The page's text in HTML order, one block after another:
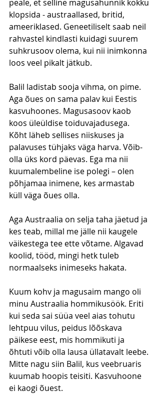
peale, et selline magusahunnik kokku
klopsida - austraallased, britid,
ameeriklased. Geneetiliselt saab neil
rahvastel kindlasti kuidagi suurem
suhkrusoov olema, kui nii inimkonna
loos veel pikalt jätkub.
Balil ladistab sooja vihma, on pime.
Aga õues on sama palav kui Eestis
kasvuhoones. Magusasoov kaob
koos üleüldise toiduvajadusega.
Kõht läheb sellises niiskuses ja
palavuses tühjaks väga harva. Võib-
olla üks kord päevas. Ega ma nii
kuumalembeline ise polegi – olen
põhjamaa inimene, kes armastab
küll väga õues olla.
Aga Austraalia on selja taha jäetud ja
kes teab, millal me jälle nii kaugele
väikestega tee ette võtame. Algavad
koolid, tööd, mingi hetk tuleb
normaalseks inimeseks hakata.
Kuum kohv ja magusaim mango oli
minu Austraalia hommikusöök. Eriti
kui seda sai süüa veel aias tohutu
lehtpuu vilus, peidus lõõskava
päikese eest, mis hommikuti ja
õhtuti võib olla lausa üllatavalt leebe.
Mitte nagu siin Balil, kus veebruaris
kuumab hoopis teisiti. Kasvuhoone
ei kaogi õuest.